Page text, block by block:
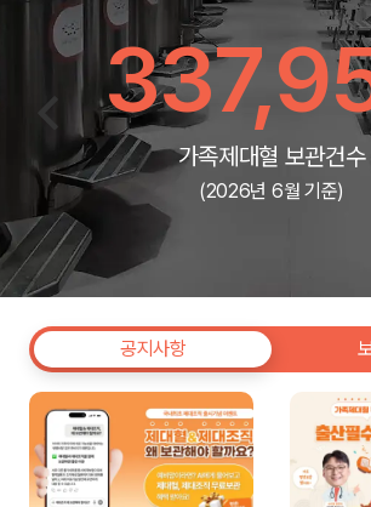
가족제대혈 보관건수
(2026년 6월 기준)
공지사항